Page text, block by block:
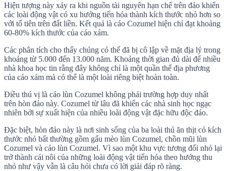
Hiện tượng này xảy ra khi nguồn tài nguyên hạn chế trên đảo khiến
các loài động vật có xu hướng tiến hóa thành kích thước nhỏ hơn so
với tổ tiên trên đất liền. Kết quả là cáo Cozumel hiện chỉ đạt khoảng
60-80% kích thước của cáo xám.
Các phân tích cho thấy chúng có thể đã bị cô lập về mặt địa lý trong
khoảng từ 5.000 đến 13.000 năm. Khoảng thời gian đủ dài để nhiều
nhà khoa học tin rằng đây không chỉ là một quần thể địa phương
của cáo xám mà có thể là một loài riêng biệt hoàn toàn.
Điều thú vị là cáo lùn Cozumel không phải trường hợp duy nhất
trên hòn đảo này. Cozumel từ lâu đã khiến các nhà sinh học ngạc
nhiên bởi sự xuất hiện của nhiều loài động vật đặc hữu độc đáo.
Đặc biệt, hòn đảo này là nơi sinh sống của ba loài thú ăn thịt có kích
thước nhỏ bất thường gồm gấu mèo lùn Cozumel, chồn mũi lùn
Cozumel và cáo lùn Cozumel. Vì sao một khu vực tương đối nhỏ lại
trở thành cái nôi của những loài động vật tiến hóa theo hướng thu
nhỏ như vậy vẫn là câu hỏi chưa có lời giải đáp rõ ràng.